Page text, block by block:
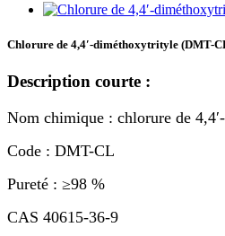
Chlorure de 4,4′-diméthoxytrityle (DMT-
Description courte :
Nom chimique : chlorure de
Code : DMT-CL
Pureté : ≥98 %
CAS 40615-36-9